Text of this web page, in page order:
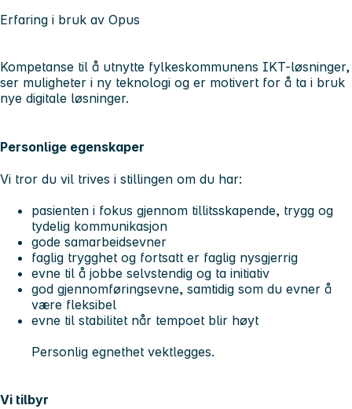
Erfaring i bruk av Opus
Kompetanse til å utnytte fylkeskommunens IKT-løsninger,
ser muligheter i ny teknologi og er motivert for å ta i bruk
nye digitale løsninger.
Personlige egenskaper
Vi tror du vil trives i stillingen om du har:
pasienten i fokus gjennom tillitsskapende, trygg og
tydelig kommunikasjon
gode samarbeidsevner
faglig trygghet og fortsatt er faglig nysgjerrig
evne til å jobbe selvstendig og ta initiativ
god gjennomføringsevne, samtidig som du evner å
være fleksibel
evne til stabilitet når tempoet blir høyt
Personlig egnethet vektlegges.
Vi tilbyr